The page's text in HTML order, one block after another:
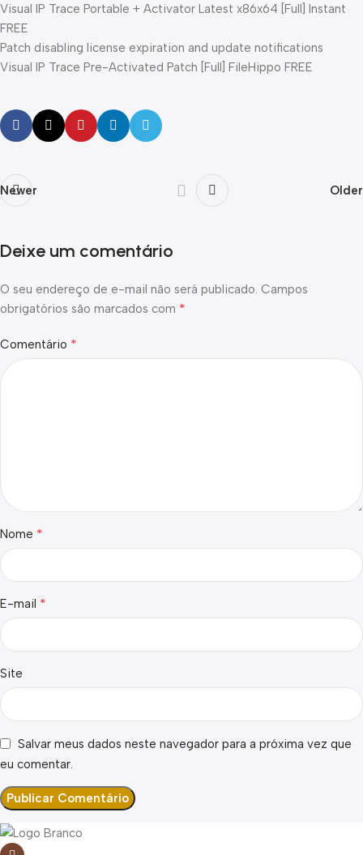
Visual IP Trace Portable + Activator Latest x86x64 [Full] Instant
FREE
Patch disabling license expiration and update notifications
Visual IP Trace Pre-Activated Patch [Full] FileHippo FREE
Newer Older
Deixe um comentário
O seu endereço de e-mail não será publicado. Campos
obrigatórios são marcados com *
Comentário *
Nome *
E-mail *
Site
Salvar meus dados neste navegador para a próxima vez que
eu comentar.